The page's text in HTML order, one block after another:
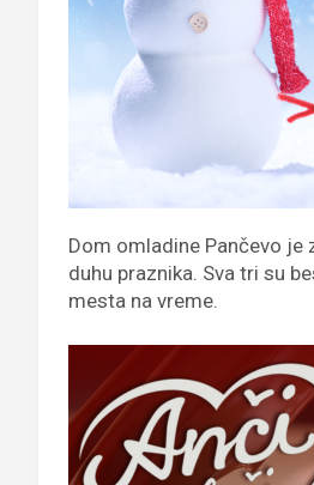
Dom omladine Pančevo
duhu praznika. Sva tri su
mesta na vreme.